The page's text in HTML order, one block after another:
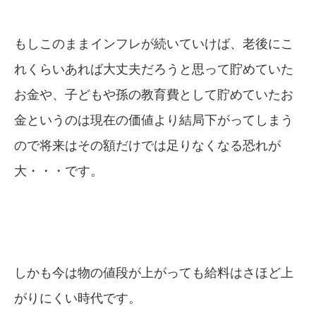
もしこのままインフレが続いていけば、老後にこ
れくらいあれば大丈夫だろうと思って貯めていた
お金や、子どもや孫の教育費として貯めていたお
金というのは現在の価値より結局下がってしまう
ので将来はその額だけでは足りなくなる恐れが
大・・・です。
しかも今は物の値段が上がっても給料はさほど上
がりにくい時代です。